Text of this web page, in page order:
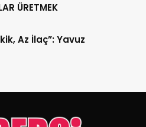
ÜRETMEK
Az İlaç”: Yavuz